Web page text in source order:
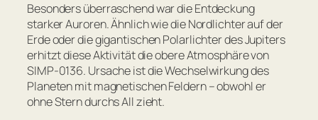
Besonders überraschend war die Entdeckung
starker Auroren. Ähnlich wie die Nordlichter auf der
Erde oder die gigantischen Polarlichter des Jupiters
erhitzt diese Aktivität die obere Atmosphäre von
SIMP-0136. Ursache ist die Wechselwirkung des
Planeten mit magnetischen Feldern – obwohl er
ohne Stern durchs All zieht.